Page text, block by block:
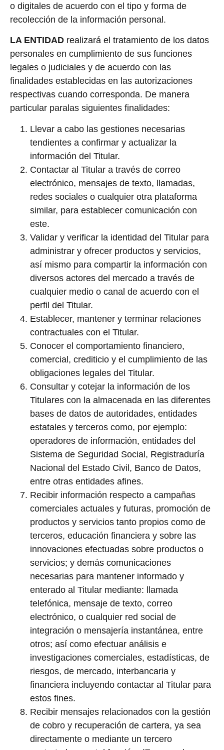
o digitales de acuerdo con el tipo y forma de
recolección de la información personal.
LA ENTIDAD realizará el tratamiento de los datos
personales en cumplimiento de sus funciones
legales o judiciales y de acuerdo con las
finalidades establecidas en las autorizaciones
respectivas cuando corresponda. De manera
particular paralas siguientes finalidades:
Llevar a cabo las gestiones necesarias
tendientes a confirmar y actualizar la
información del Titular.
Contactar al Titular a través de correo
electrónico, mensajes de texto, llamadas,
redes sociales o cualquier otra plataforma
similar, para establecer comunicación con
este.
Validar y verificar la identidad del Titular para
administrar y ofrecer productos y servicios,
así mismo para compartir la información con
diversos actores del mercado a través de
cualquier medio o canal de acuerdo con el
perfil del Titular.
Establecer, mantener y terminar relaciones
contractuales con el Titular.
Conocer el comportamiento financiero,
comercial, crediticio y el cumplimiento de las
obligaciones legales del Titular.
Consultar y cotejar la información de los
Titulares con la almacenada en las diferentes
bases de datos de autoridades, entidades
estatales y terceros como, por ejemplo:
operadores de información, entidades del
Sistema de Seguridad Social, Registraduría
Nacional del Estado Civil, Banco de Datos,
entre otras entidades afines.
Recibir información respecto a campañas
comerciales actuales y futuras, promoción de
productos y servicios tanto propios como de
terceros, educación financiera y sobre las
innovaciones efectuadas sobre productos o
servicios; y demás comunicaciones
necesarias para mantener informado y
enterado al Titular mediante: llamada
telefónica, mensaje de texto, correo
electrónico, o cualquier red social de
integración o mensajería instantánea, entre
otros; así como efectuar análisis e
investigaciones comerciales, estadísticas, de
riesgos, de mercado, interbancaria y
financiera incluyendo contactar al Titular para
estos fines.
Recibir mensajes relacionados con la gestión
de cobro y recuperación de cartera, ya sea
directamente o mediante un tercero